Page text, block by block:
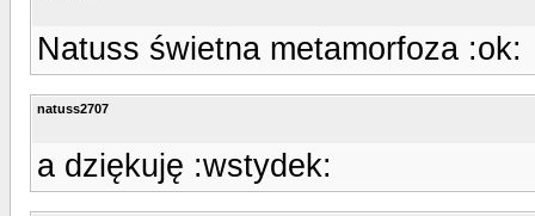
Natuss świetna metamorfoza :ok:
natuss2707
a dziękuję :wstydek: